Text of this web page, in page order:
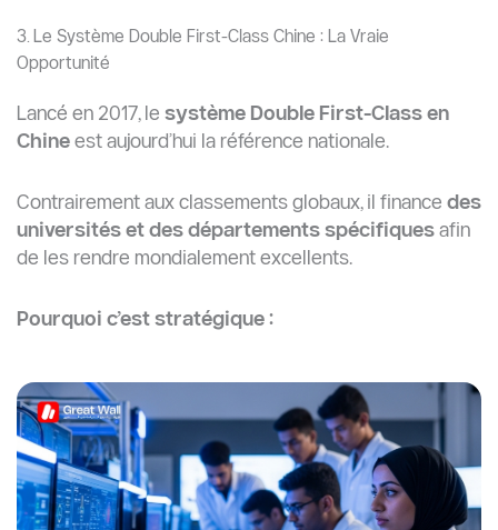
3. Le Système Double First-Class Chine : La Vraie
Opportunité
Lancé en 2017, le système Double First-Class en
Chine est aujourd’hui la référence nationale.
Contrairement aux classements globaux, il finance des
universités et des départements spécifiques afin
de les rendre mondialement excellents.
Pourquoi c’est stratégique :